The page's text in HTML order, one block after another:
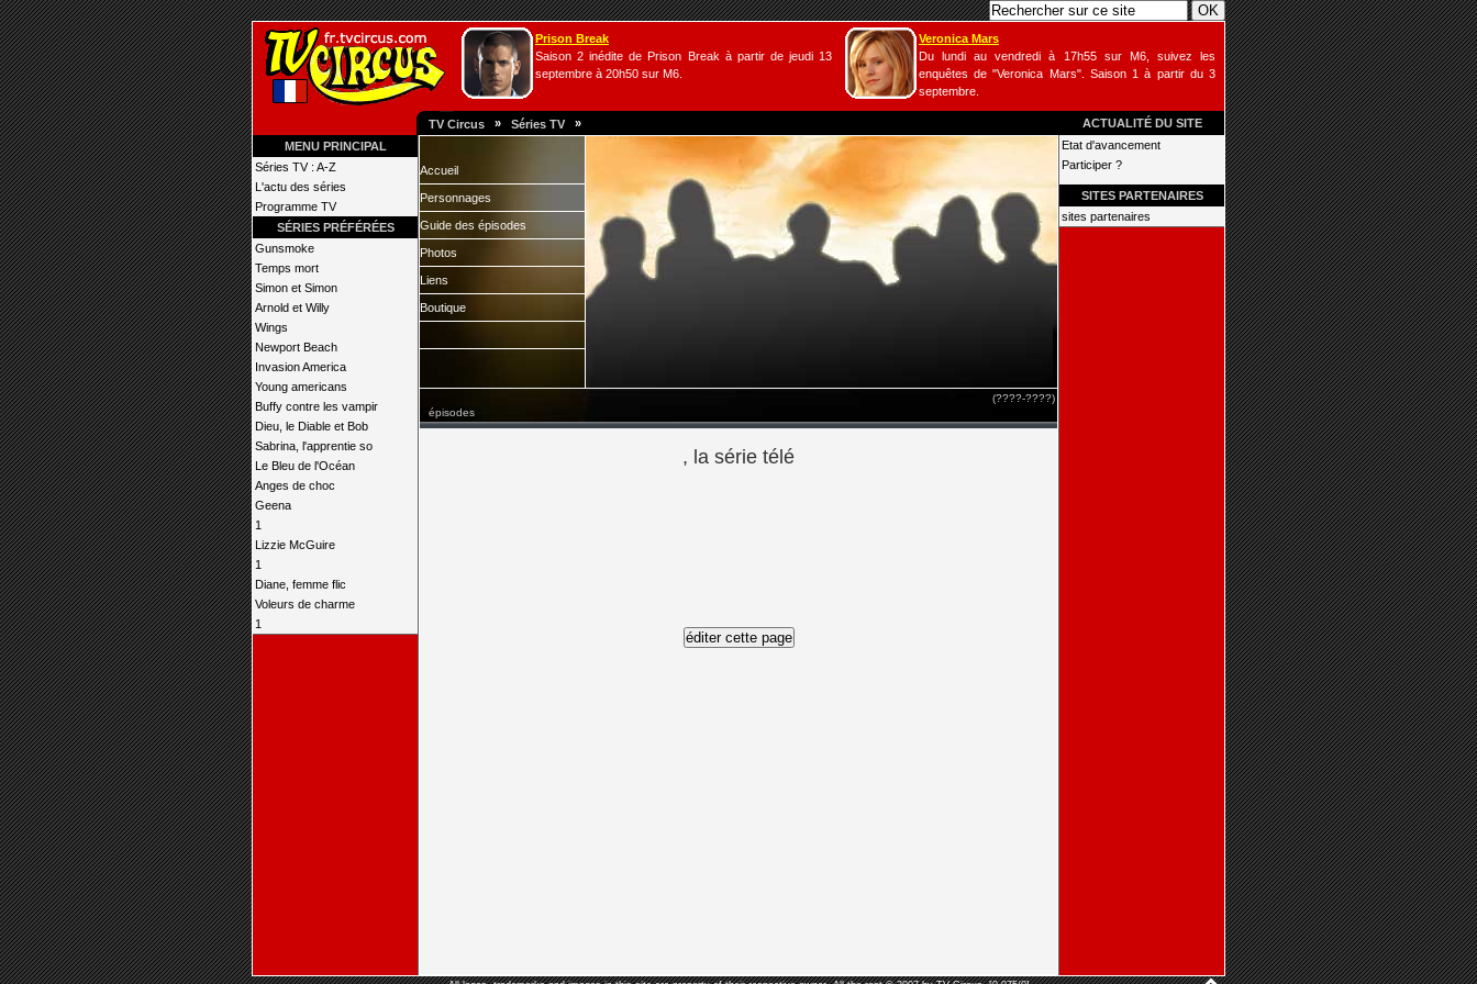
Prison Break
Saison 2 inédite de Prison Break à partir de jeudi 13
septembre à 20h50 sur M6.
Veronica Mars
Du lundi au vendredi à 17h55 sur M6, suivez les
enquêtes de "Veronica Mars". Saison 1 à partir du 3
septembre.
TV Circus » Séries TV »
ACTUALITÉ DU SITE
MENU PRINCIPAL
Séries TV : A-Z
L'actu des séries
Programme TV
SÉRIES PRÉFÉRÉES
Gunsmoke
Temps mort
Simon et Simon
Arnold et Willy
Wings
Newport Beach
Invasion America
Young americans
Buffy contre les vampir
Dieu, le Diable et Bob
Sabrina, l'apprentie so
Le Bleu de l'Océan
Anges de choc
Geena
1
Lizzie McGuire
1
Diane, femme flic
Voleurs de charme
1
Accueil
Personnages
Guide des épisodes
Photos
Liens
Boutique
épisodes
(????-????)
, la série télé
Etat d'avancement
Participer ?
SITES PARTENAIRES
sites partenaires